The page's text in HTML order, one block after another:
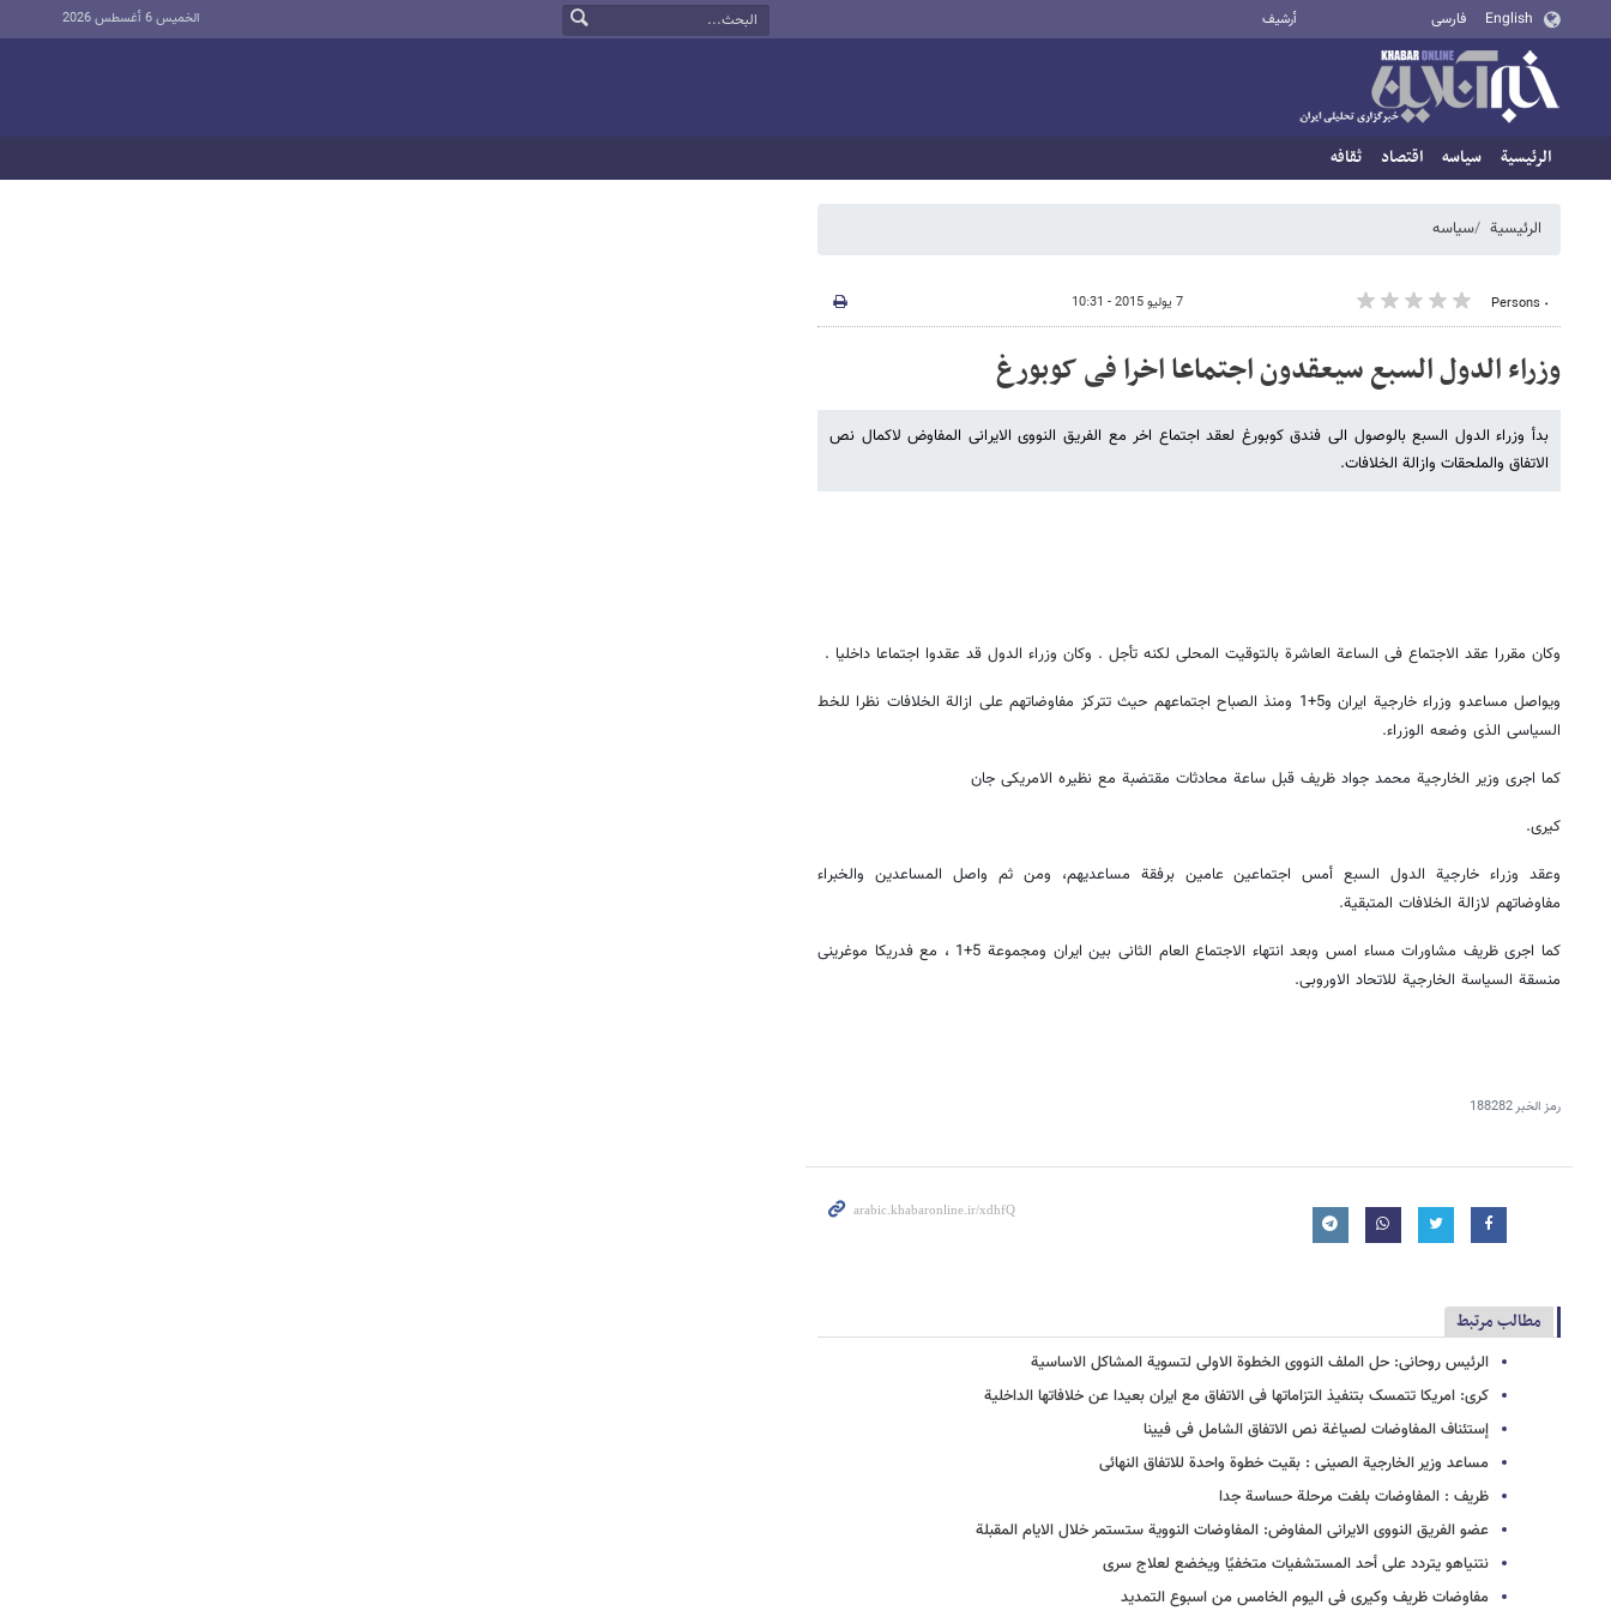
English فارسی أرشيف الخميس 6 أغسطس 2026
الرئيسية سیاسه اقتصاد ثقافه
الرئيسية سیاسه
٠ Persons 7 يوليو 2015 - 10:31
وزراء الدول السبع سیعقدون اجتماعا اخرا فی کوبورغ
بدأ وزراء الدول السبع بالوصول الی فندق کوبورغ لعقد اجتماع اخر مع الفریق النووی الایرانی المفاوض لاکمال نص
الاتفاق والملحقات وازالة الخلافات.
وکان مقررا عقد الاجتماع فی الساعة العاشرة بالتوقیت المحلی لکنه تأجل . وکان وزراء الدول قد عقدوا اجتماعا داخلیا .
ویواصل مساعدو وزراء خارجیة ایران و5+1 ومنذ الصباح اجتماعهم حیث تترکز مفاوضاتهم علی ازالة الخلافات نظرا للخط
السیاسی الذی وضعه الوزراء.
کما اجری وزیر الخارجیة محمد جواد ظریف قبل ساعة محادثات مقتضبة مع نظیره الامریکی جان
کیری.
وعقد وزراء خارجیة الدول السبع أمس اجتماعین عامین برفقة مساعدیهم، ومن ثم واصل المساعدین والخبراء
مفاوضاتهم لازالة الخلافات المتبقیة.
کما اجری ظریف مشاورات مساء امس وبعد انتهاء الاجتماع العام الثانی بین ایران ومجموعة 5+1 ، مع فدریکا موغرینی
منسقة السیاسة الخارجیة للاتحاد الاوروبی.
رمز الخبر188282
مطالب مرتبط
الرئیس روحانی: حل الملف النووی الخطوة الاولی لتسویة المشاکل الاساسیة
کری: امریکا تتمسک بتنفیذ التزاماتها فی الاتفاق مع ایران بعیدا عن خلافاتها الداخلیة
إستئناف المفاوضات لصیاغة نص الاتفاق الشامل فی فیینا
مساعد وزیر الخارجیة الصینی : بقیت خطوة واحدة للاتفاق النهائی
ظریف : المفاوضات بلغت مرحلة حساسة جدا
عضو الفریق النووی الایرانی المفاوض: المفاوضات النوویة ستستمر خلال الایام المقبلة
نتنیاهو یتردد علی أحد المستشفیات متخفیًا ویخضع لعلاج سری
مفاوضات ظریف وکیری فی الیوم الخامس من اسبوع التمدید